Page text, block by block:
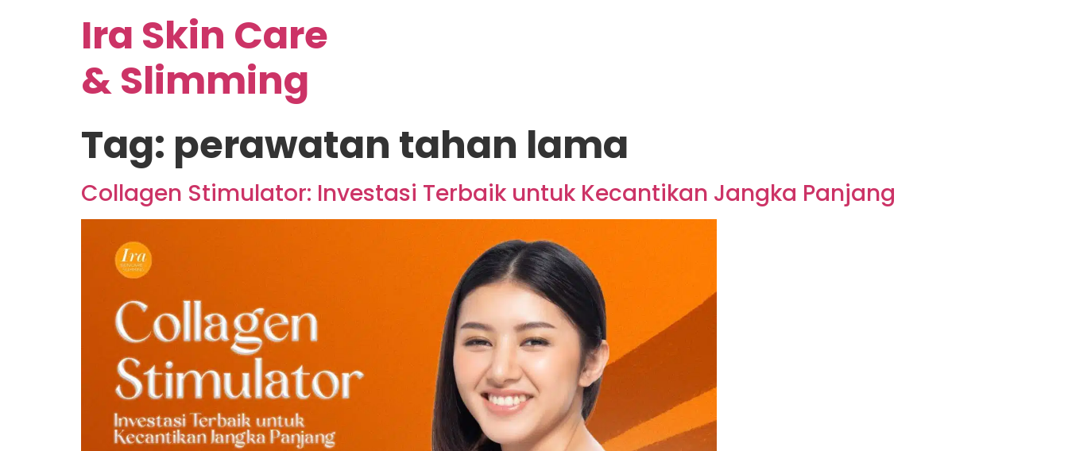
Ira Skin Care
& Slimming
Tag: perawatan tahan lama
Collagen Stimulator: Investasi Terbaik untuk Kecantikan Jangka Panjang